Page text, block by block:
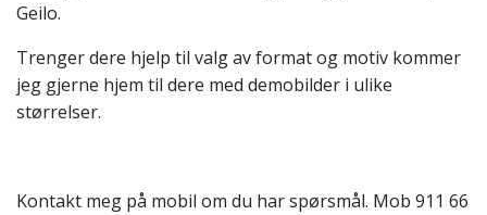
Geilo.
Trenger dere hjelp til valg av format og motiv kommer
jeg gjerne hjem til dere med demobilder i ulike
størrelser.
Kontakt meg på mobil om du har spørsmål. Mob 911 66